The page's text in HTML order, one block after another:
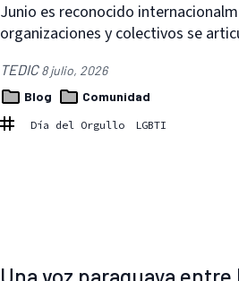
Junio es reconocido
organizaciones y colectivos se
TEDIC8 julio, 2026
Blog
Comunidad
Día del Orgullo LGBTI